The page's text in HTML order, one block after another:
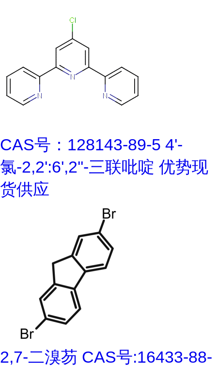
CAS号：128143-89-5 4'-
氯-2,2':6',2''-三联吡啶 优势现
货供应
2,7-二溴芴 CAS号:16433-88-